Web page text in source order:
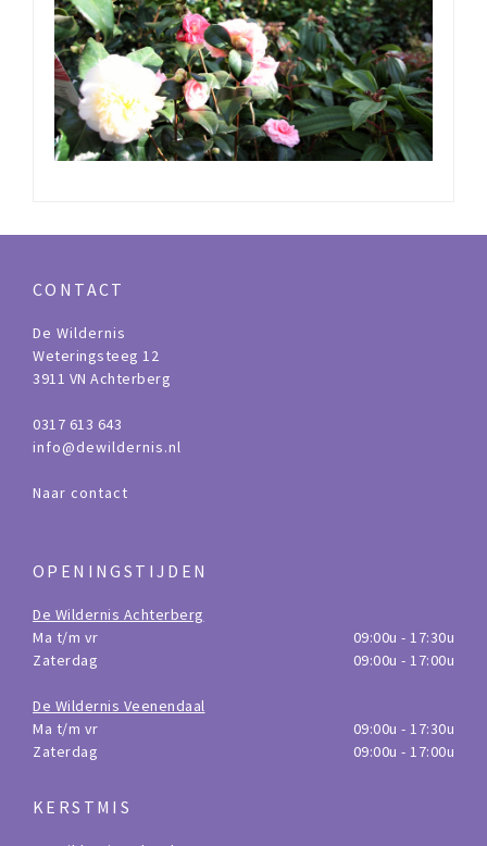
CONTACT
De Wildernis
Weteringsteeg 12
3911 VN Achterberg
0317 613 643
info@dewildernis.nl
Naar contact
OPENINGSTIJDEN
De Wildernis Achterberg
Ma t/m vr
09:00u - 17:30u
Zaterdag
09:00u - 17:00u
De Wildernis Veenendaal
Ma t/m vr
09:00u - 17:30u
Zaterdag
09:00u - 17:00u
KERSTMIS